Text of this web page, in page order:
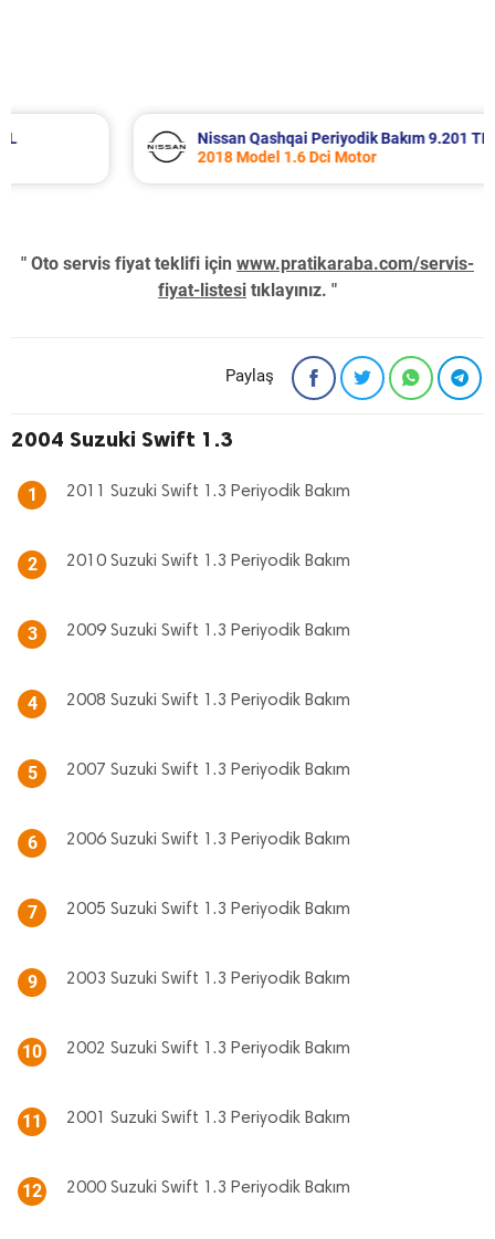
Nissan Qashqai Periyodik Bakım 9.201 TL
2018 Model 1.6 Dci Motor
" Oto servis fiyat teklifi için www.pratikaraba.com/servis-
fiyat-listesi tıklayınız. "
Paylaş
2004 Suzuki Swift 1.3
1 2011 Suzuki Swift 1.3 Periyodik Bakım
2 2010 Suzuki Swift 1.3 Periyodik Bakım
3 2009 Suzuki Swift 1.3 Periyodik Bakım
4 2008 Suzuki Swift 1.3 Periyodik Bakım
5 2007 Suzuki Swift 1.3 Periyodik Bakım
6 2006 Suzuki Swift 1.3 Periyodik Bakım
7 2005 Suzuki Swift 1.3 Periyodik Bakım
9 2003 Suzuki Swift 1.3 Periyodik Bakım
10 2002 Suzuki Swift 1.3 Periyodik Bakım
11 2001 Suzuki Swift 1.3 Periyodik Bakım
12 2000 Suzuki Swift 1.3 Periyodik Bakım